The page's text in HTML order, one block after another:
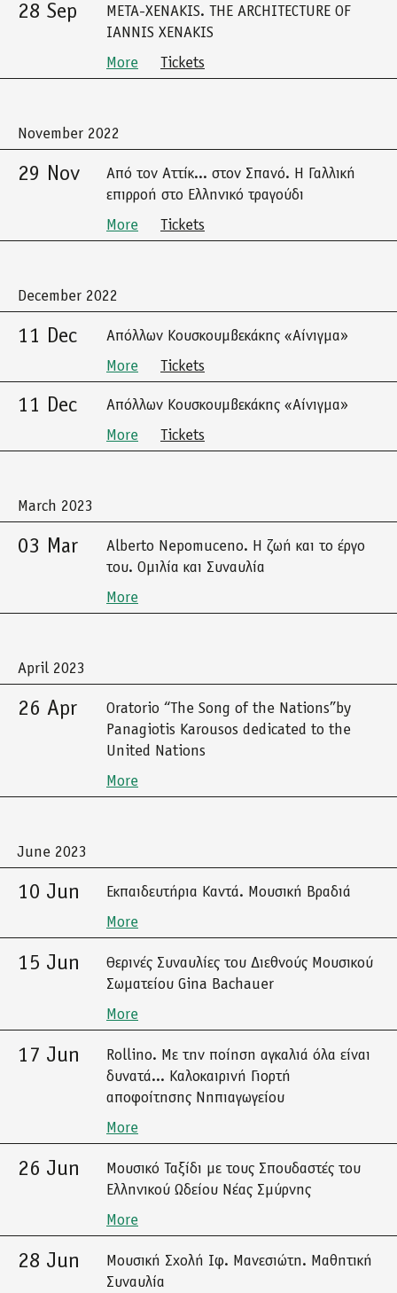
28 Sep
META-XENAKIS. THE ARCHITECTURE OF
IANNIS XENAKIS
More
Tickets
November 2022
29 Nov
Από τον Αττίκ... στον Σπανό. Η Γαλλική
επιρροή στο Ελληνικό τραγούδι
More
Tickets
December 2022
11 Dec
Απόλλων Κουσκουμβεκάκης «Αίνιγμα»
More
Tickets
11 Dec
Απόλλων Κουσκουμβεκάκης «Αίνιγμα»
More
Tickets
March 2023
03 Mar
Alberto Nepomuceno. Η ζωή και το έργο
του. Ομιλία και Συναυλία
More
April 2023
26 Apr
Oratorio “The Song of the Nations”by
Panagiotis Karousos dedicated to the
United Nations
More
June 2023
10 Jun
Εκπαιδευτήρια Καντά. Μουσική Βραδιά
More
15 Jun
Θερινές Συναυλίες του Διεθνούς Μουσικού
Σωματείου Gina Bachauer
More
17 Jun
Rollino. Με την ποίηση αγκαλιά όλα είναι
δυνατά... Καλοκαιρινή Γιορτή
αποφοίτησης Νηπιαγωγείου
More
26 Jun
Μουσικό Ταξίδι με τους Σπουδαστές του
Ελληνικού Ωδείου Νέας Σμύρνης
More
28 Jun
Μουσική Σχολή Ιφ. Μανεσιώτη. Μαθητική
Συναυλία